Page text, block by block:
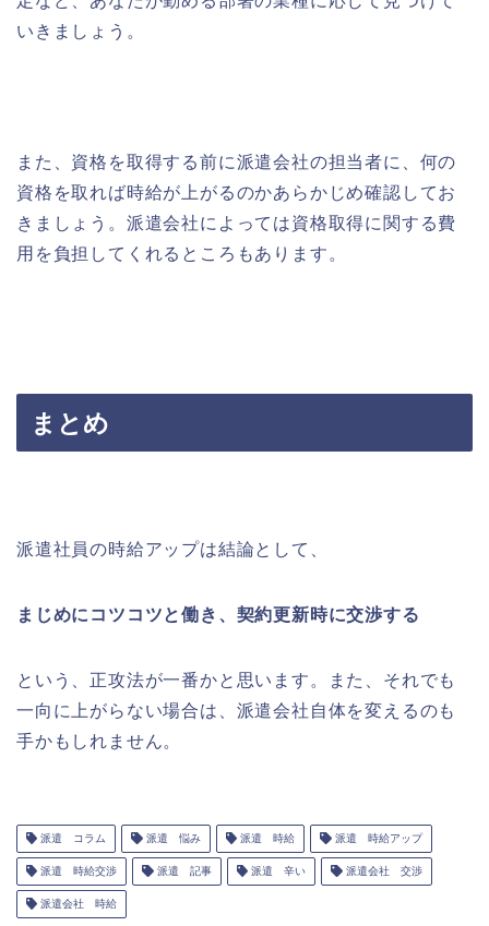
いきましょう。
また、資格を取得する前に派遣会社の担当者に、何の
資格を取れば時給が上がるのかあらかじめ確認してお
きましょう。派遣会社によっては資格取得に関する費
用を負担してくれるところもあります。
まとめ
派遣社員の時給アップは結論として、
まじめにコツコツと働き、契約更新時に交渉する
という、正攻法が一番かと思います。また、それでも
一向に上がらない場合は、派遣会社自体を変えるのも
手かもしれません。
派遣 コラム 派遣 悩み 派遣 時給 派遣 時給アップ
派遣 時給交渉 派遣 記事 派遣 辛い 派遣会社 交渉
派遣会社 時給